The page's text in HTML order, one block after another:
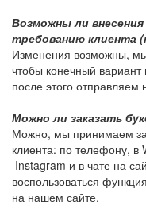
Возможны ли
требованию клиента
Изменения возможны, мы
чтобы конечный
после этого отправляем
Можно ли заказать
Можно, мы принимаем
клиента: по телефону, в
Instagram и в чате на
воспользоваться
на нашем сайте.